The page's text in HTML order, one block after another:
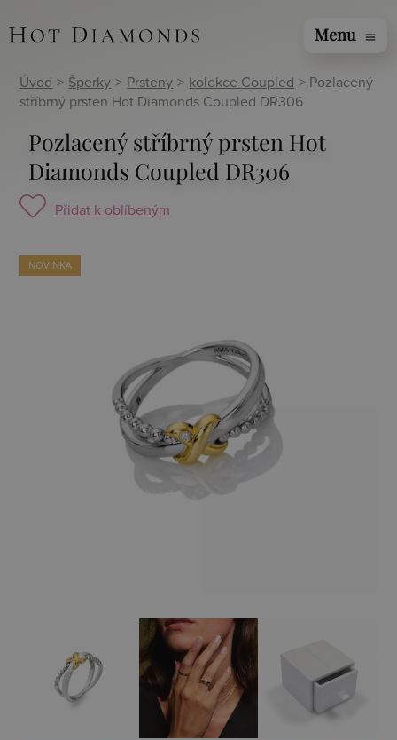
Menu menu
Úvod > Šperky > Prsteny > kolekce Coupled > Pozlacený
stříbrný prsten Hot Diamonds Coupled DR306
Pozlacený stříbrný prsten Hot
Diamonds Coupled DR306
Přidat k oblíbeným
NOVINKA